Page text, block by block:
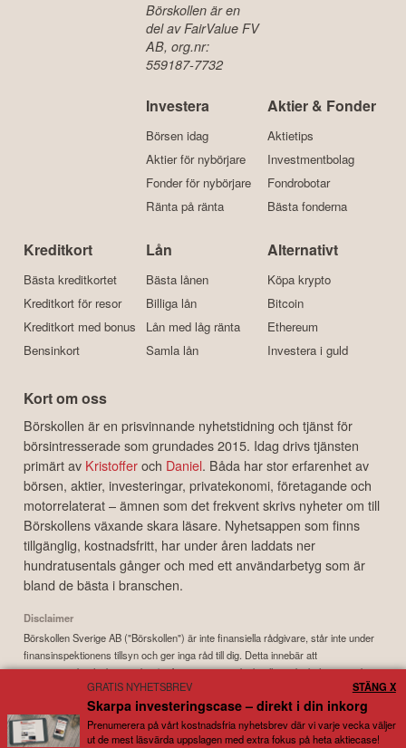
Börskollen är en
del av FairValue FV
AB, org.nr:
559187-7732
Investera
Börsen idag
Aktier för nybörjare
Fonder för nybörjare
Ränta på ränta
Aktier & Fonder
Aktietips
Investmentbolag
Fondrobotar
Bästa fonderna
Kreditkort
Bästa kreditkortet
Kreditkort för resor
Kreditkort med bonus
Bensinkort
Lån
Bästa lånen
Billiga lån
Lån med låg ränta
Samla lån
Alternativt
Köpa krypto
Bitcoin
Ethereum
Investera i guld
Kort om oss
Börskollen är en prisvinnande nyhetstidning och tjänst för
börsintresserade som grundades 2015. Idag drivs tjänsten
primärt av Kristofferoch Daniel. Båda har stor erfarenhet av
börsen, aktier, investeringar, privatekonomi, företagande och
motorrelaterat – ämnen som det frekvent skrivs nyheter om till
Börskollens växande skara läsare. Nyhetsappen som finns
tillgänglig, kostnadsfritt, har under åren laddats ner
hundratusentals gånger och med ett användarbetyg som är
bland de bästa i branschen.
Disclaimer
Börskollen Sverige AB ("Börskollen") är inte finansiella rådgivare, står inte under
finansinspektionens tillsyn och ger inga råd till dig. Detta innebär att
investeringsbeslut baserade på information som direkt eller indirekt härrörande
från Börskollen eller personer med koppling till Börskollen, alltid fattas
självständigt av investeraren. Börskollen frånsäger sig allt ansvar för eventuell
förlust eller skada av vad slag det må vara som grundar sig på användandet av
material härrörande från tjänsten Börskollen.
GRATIS NYHETSBREV
Skarpa investeringscase – direkt i din inkorg
Prenumerera på vårt kostnadsfria nyhetsbrev där vi varje vecka väljer
ut de mest läsvärda uppslagen med extra fokus på heta aktiecase!
STÄNG X